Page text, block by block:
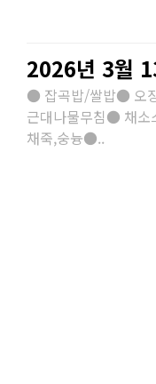
2026년 3월
● 잡곡밥/쌀밥● 오
근대나물무침● 채
채죽,숭늉●..